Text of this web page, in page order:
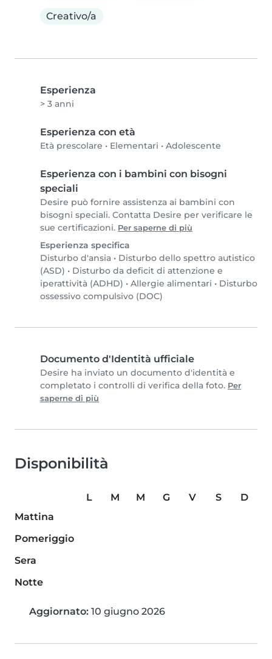
Creativo/a
Esperienza
> 3 anni
Esperienza con età
Età prescolare • Elementari • Adolescente
Esperienza con i bambini con bisogni
speciali
Desire può fornire assistenza ai bambini con
bisogni speciali. Contatta Desire per verificare le
sue certificazioni. Per saperne di più
Esperienza specifica
Disturbo d'ansia • Disturbo dello spettro autistico
(ASD) • Disturbo da deficit di attenzione e
iperattività (ADHD) • Allergie alimentari • Disturbo
ossessivo compulsivo (DOC)
Documento d'Identità ufficiale
Desire ha inviato un documento d'identità e
completato i controlli di verifica della foto. Per
saperne di più
Disponibilità
L M M G V S
D
Mattina
Pomeriggio
Sera
Notte
Aggiornato: 10 giugno 2026